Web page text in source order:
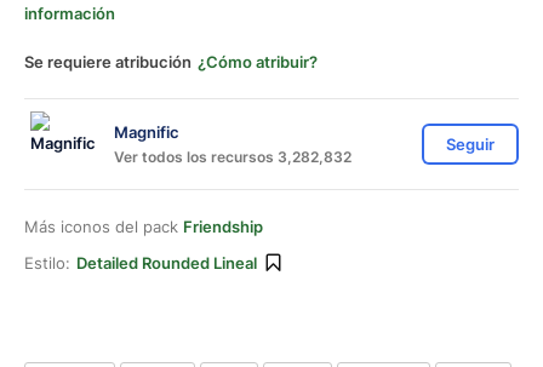
información
Se requiere atribución ¿Cómo atribuir?
Magnific
Ver todos los recursos 3,282,832
Seguir
Más iconos del pack Friendship
Estilo: Detailed Rounded Lineal